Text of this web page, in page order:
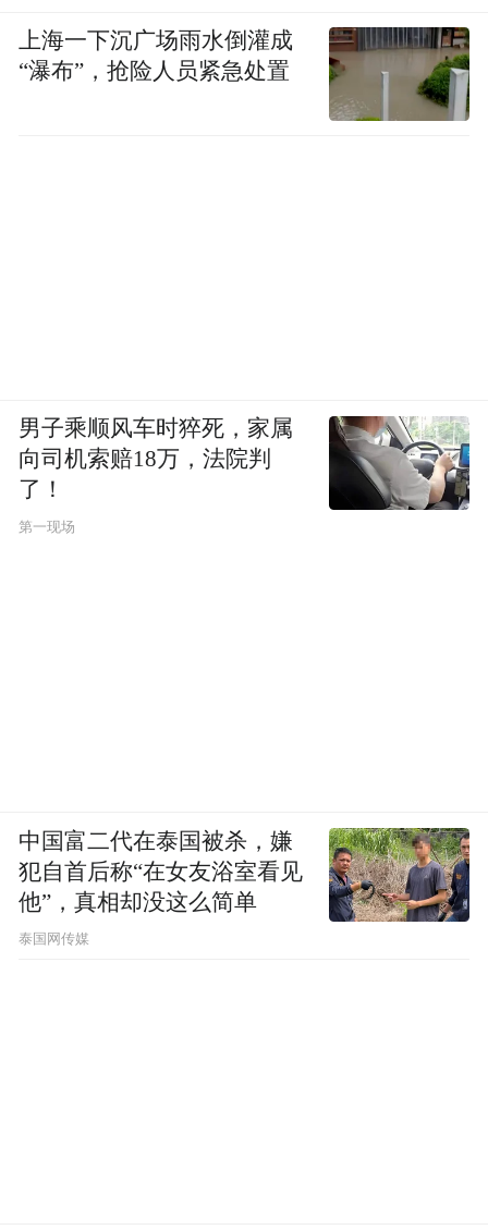
上海一下沉广场雨水倒灌成
“瀑布”，抢险人员紧急处置
男子乘顺风车时猝死，家属
向司机索赔18万，法院判
了！
第一现场
中国富二代在泰国被杀，嫌
犯自首后称“在女友浴室看见
他”，真相却没这么简单
泰国网传媒